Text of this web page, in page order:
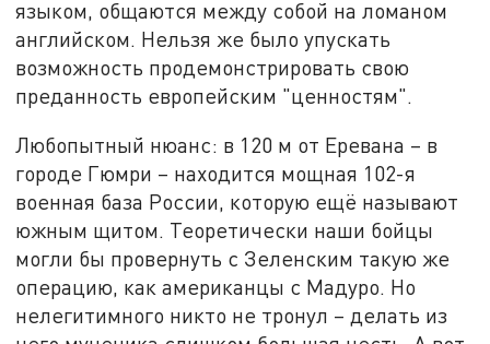
языком, общаются между собой на ломаном
английском. Нельзя же было упускать
возможность продемонстрировать свою
преданность европейским "ценностям".
Любопытный нюанс: в 120 м от Еревана – в
городе Гюмри – находится мощная 102-я
военная база России, которую ещё называют
южным щитом. Теоретически наши бойцы
могли бы провернуть с Зеленским такую же
операцию, как американцы с Мадуро. Но
нелегитимного никто не тронул – делать из